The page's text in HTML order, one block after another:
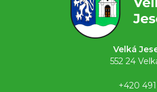
Velká
552 24
+420